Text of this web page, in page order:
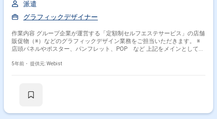
派遣
グラフィックデザイナー
作業内容 グループ企業が運営する「定額制セルフエステサービス」の店舗
販促物（※）などのグラフィックデザイン業務をご担当いただきます。 ※
店頭パネルやポスター、パンフレット、POP など 上記をメインとして、
5年前・ 提供元: Webist